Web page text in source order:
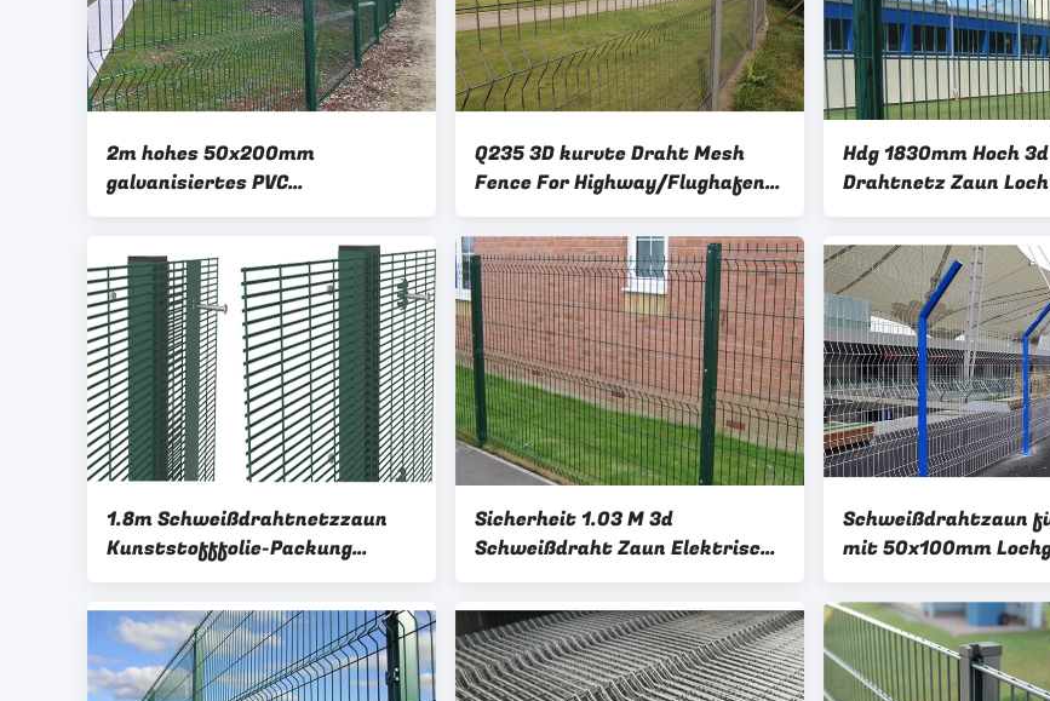
2m hohes 50x200mm
galvanisiertes PVC
beschichtete geschweißten
Q235 3D kurvte Draht Mesh
Fence For Highway/Flughafen-
Versorgungsbereich
Hdg 1830mm Hoch 3d
Drahtnetz Zaun Loch
75x150mm
1.8m Schweißdrahtnetzzaun
Kunststofffolie-Packung
Pulver beschichtet
Sicherheit 1.03 M 3d
Schweißdraht Zaun Elektrisch
verzinkt
Schweißdrahtzaun
mit 50x100mm